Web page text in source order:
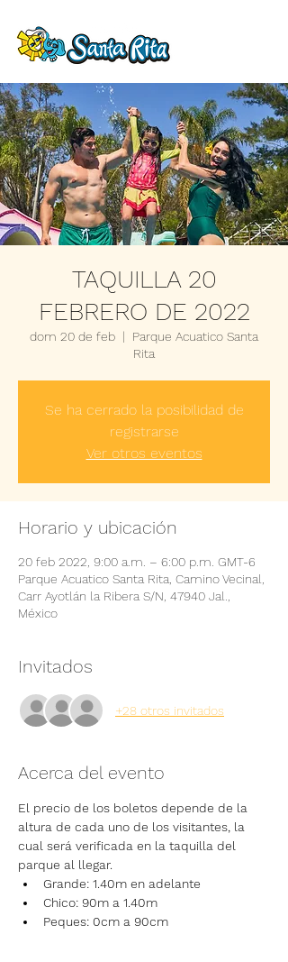
TAQUILLA 20
FEBRERO DE 2022
dom 20 de feb
  |
Parque Acuatico Santa
Rita
Se ha cerrado la posibilidad de
registrarse
Ver otros eventos
Horario y ubicación
20 feb 2022, 9:00 a.m. – 6:00 p.m. GMT-6
Parque Acuatico Santa Rita, Camino Vecinal,
Carr Ayotlán la Ribera S/N, 47940 Jal.,
México
Invitados
+28 otros invitados
Acerca del evento
El precio de los boletos depende de la
altura de cada uno de los visitantes, la
cual será verificada en la taquilla del
parque al llegar.
Grande: 1.40m en adelante
Chico: 90m a 1.40m
Peques: 0cm a 90cm